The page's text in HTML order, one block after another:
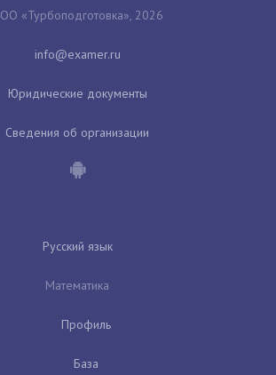
«Турбоподготовка», 2026
Юридические документы
Сведения об организации
Русский язык
Математика
Профиль
База